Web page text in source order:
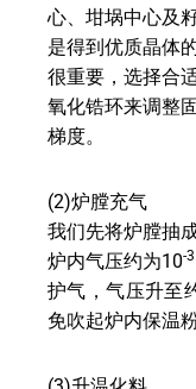
心、坩埚中心及
是得到优质晶体
很重要，选择合
氧化锆环来调整
梯度。
(2)炉膛充气
我们先将炉膛抽
炉内气压约为10-3
护气，气压升至
免吹起炉内保温